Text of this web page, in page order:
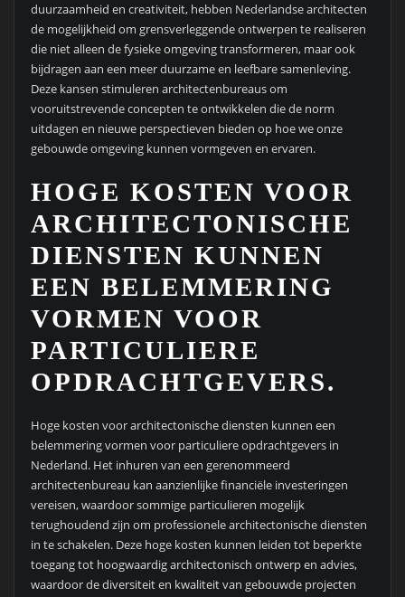
duurzaamheid en creativiteit, hebben Nederlandse architecten
de mogelijkheid om grensverleggende ontwerpen te realiseren
die niet alleen de fysieke omgeving transformeren, maar ook
bijdragen aan een meer duurzame en leefbare samenleving.
Deze kansen stimuleren architectenbureaus om
vooruitstrevende concepten te ontwikkelen die de norm
uitdagen en nieuwe perspectieven bieden op hoe we onze
gebouwde omgeving kunnen vormgeven en ervaren.
HOGE KOSTEN VOOR
ARCHITECTONISCHE
DIENSTEN KUNNEN
EEN BELEMMERING
VORMEN VOOR
PARTICULIERE
OPDRACHTGEVERS.
Hoge kosten voor architectonische diensten kunnen een
belemmering vormen voor particuliere opdrachtgevers in
Nederland. Het inhuren van een gerenommeerd
architectenbureau kan aanzienlijke financiële investeringen
vereisen, waardoor sommige particulieren mogelijk
terughoudend zijn om professionele architectonische diensten
in te schakelen. Deze hoge kosten kunnen leiden tot beperkte
toegang tot hoogwaardig architectonisch ontwerp en advies,
waardoor de diversiteit en kwaliteit van gebouwde projecten